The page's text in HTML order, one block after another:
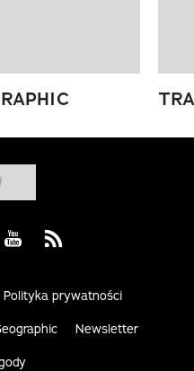
on Instagram
Visit us on Youtube
Visit us on Rss
Polityka prywatności
Newsletter